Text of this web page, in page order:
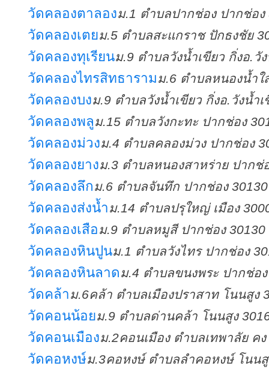
วัดคลองตาลองม.1 ตำบลปากช่อง ปากช่อง
วัดคลองเตยม.5 ตำบลสะแกราช ปักธงชัย
วัดคลองทุเรียนม.9 ตำบลวังน้ำเขียว กิ่งอ.วั
วัดคลองไทรสิทธารามม.6 ตำบลหนองน้ำใ
วัดคลองบงม.9 ตำบลวังน้ำเขียว กิ่งอ.วังน้ำเ
วัดคลองพลูม.15 ตำบลวังกะทะ ปากช่อง
วัดคลองม่วงม.4 ตำบลคลองม่วง ปากช่อง
วัดคลองยางม.3 ตำบลหนองสาหร่าย ปากช่
วัดคลองลึกม.6 ตำบลจันทึก ปากช่อง 30130
วัดคลองส่งน้ำม.14 ตำบลปรุใหญ่ เมือง
วัดคลองเสือม.9 ตำบลหมูสี ปากช่อง 30130
วัดคลองหินปูนม.1 ตำบลวังไทร ปากช่อง
วัดคลองหินลาดม.4 ตำบลขนงพระ ปากช่อ
วัดคล้าม.6คล้า ตำบลเมืองปราสาท โนนสูง
วัดคอนน้อยม.9 ตำบลด่านคล้า โนนสูง
วัดคอนเมืองม.2คอนเมือง ตำบลเทพาลัย คง
วัดคอหงษ์ม.3คอหงษ์ ตำบลลำคอหงษ์ โนนสู